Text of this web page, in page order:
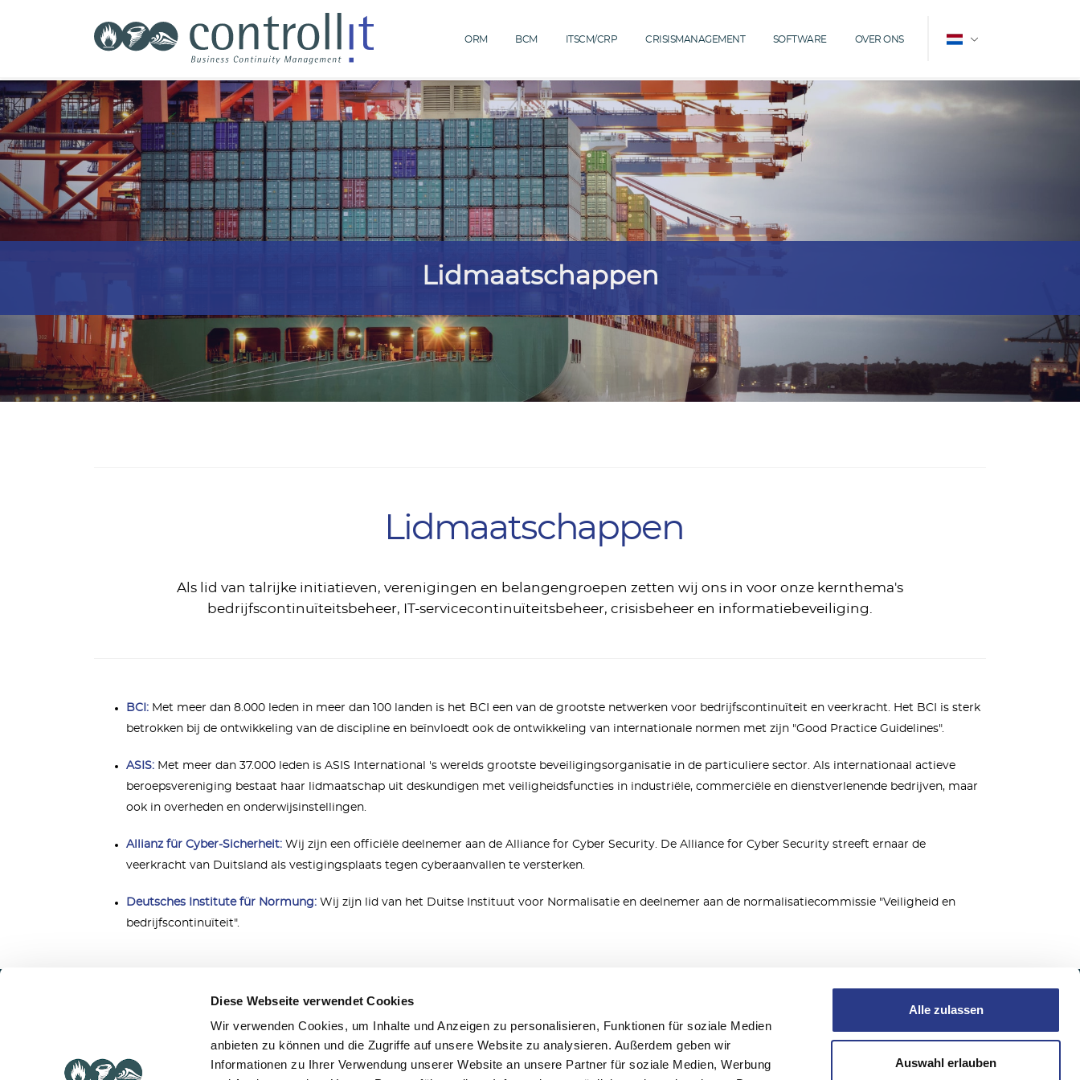
Diese Webseite verwendet Cookies
Wir verwenden Cookies, um Inhalte und Anzeigen zu personalisieren, Funktionen für soziale Medien
anbieten zu können und die Zugriffe auf unsere Website zu analysieren. Außerdem geben wir
Informationen zu Ihrer Verwendung unserer Website an unsere Partner für soziale Medien, Werbung
Alle zulassen
Auswahl erlauben
ORM BCM ITSCM/CRP CRISISMANAGEMENT SOFTWARE OVER ONS 
Lidmaatschappen
Lidmaatschappen
Als lid van talrijke initiatieven, verenigingen en belangengroepen zetten wij ons in voor onze kernthema's
bedrijfscontinuïteitsbeheer, IT-servicecontinuïteitsbeheer, crisisbeheer en informatiebeveiliging.
BCI: Met meer dan 8.000 leden in meer dan 100 landen is het BCI een van de grootste netwerken voor bedrijfscontinuïteit en veerkracht. Het BCI is sterk
betrokken bij de ontwikkeling van de discipline en beïnvloedt ook de ontwikkeling van internationale normen met zijn "Good Practice Guidelines".
ASIS: Met meer dan 37.000 leden is ASIS International 's werelds grootste beveiligingsorganisatie in de particuliere sector. Als internationaal actieve
beroepsvereniging bestaat haar lidmaatschap uit deskundigen met veiligheidsfuncties in industriële, commerciële en dienstverlenende bedrijven, maar
ook in overheden en onderwijsinstellingen.
Allianz für Cyber-Sicherheit: Wij zijn een officiële deelnemer aan de Alliance for Cyber Security. De Alliance for Cyber Security streeft ernaar de
veerkracht van Duitsland als vestigingsplaats tegen cyberaanvallen te versterken.
Deutsches Institute für Normung: Wij zijn lid van het Duitse Instituut voor Normalisatie en deelnemer aan de normalisatiecommissie "Veiligheid en
bedrijfscontinuïteit".
© 2021 Controllit
Services
BCM
ITSCM
Contact
 Kühnehöfe 20, 22761 Hamburg